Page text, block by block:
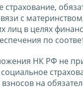
страхование,
с
лиц в целях
по
НК РФ не
на